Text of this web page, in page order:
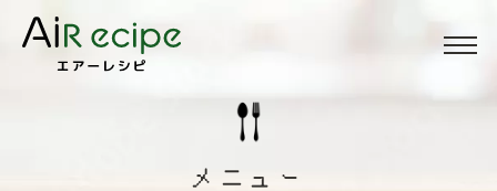
Menu
メニュー